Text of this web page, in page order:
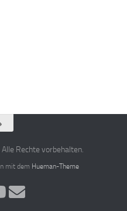
Rechte vorbehalten.
mit dem Hueman-Theme